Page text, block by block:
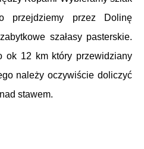
przejdziemy przez Dolinę
szałasy pasterskie.
ok 12 km który przewidziany
należy oczywiście doliczyć
stawem.